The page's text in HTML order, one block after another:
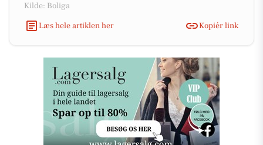
Kilde: Boliga
Læs hele artiklen her
Kopiér link